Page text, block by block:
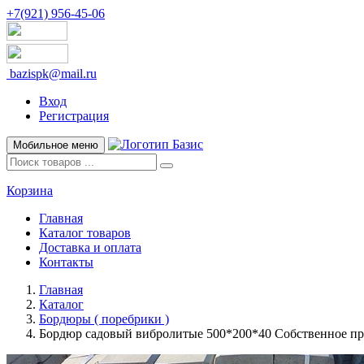
+7(921) 956-45-06
bazispk@mail.ru
Вход
Регистрация
Мобильное меню
Корзина
Главная
Каталог товаров
Доставка и оплата
Контакты
Главная
Каталог
Бордюры ( поребрики )
Бордюр садовый вибролитые 500*200*40 Собственное